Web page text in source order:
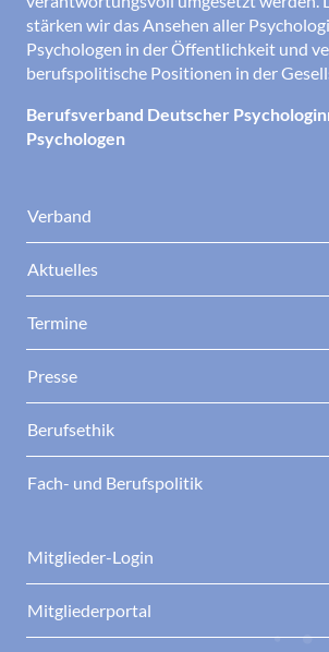
stärken wir das Ansehen aller
Psychologen in der Öffentlichkeit und
berufspolitische Positionen in der
Berufsverband Deutscher
Psychologen
Verband
Aktuelles
Termine
Presse
Berufsethik
Fach- und Berufspolitik
Mitglieder-Login
Mitgliederportal